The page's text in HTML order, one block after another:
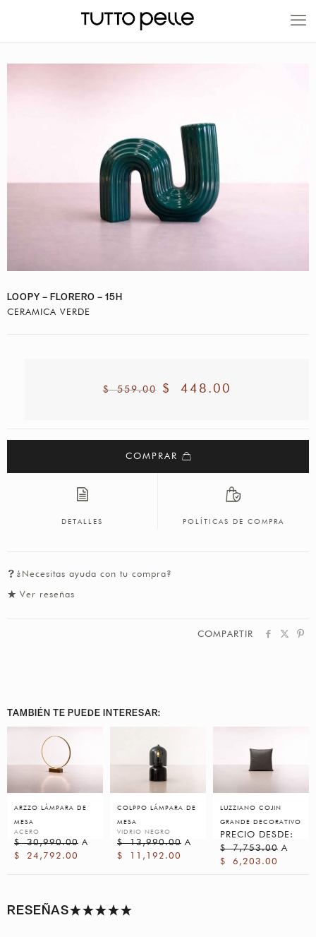
20% EN PRODUCTOS A FABRICACIÓN
LOOPY – FLORERO – 15H
CERAMICA VERDE
$559.00 $ 448.00
COMPRAR
DETALLES POLÍTICAS DE COMPRA
¿Necesitas ayuda con tu compra?
Ver reseñas
COMPARTIR
TAMBIÉN TE PUEDE INTERESAR:
ARZZO LÁMPARA DE
MESA
ACERO
$30,990.00 A
$
24,792.00
COLPPO LÁMPARA DE
MESA
VIDRIO NEGRO
$13,990.00 A
$
11,192.00
LUZZIANO COJIN
GRANDE DECORATIVO
PRECIO DESDE:
$7,753.00 A
$
6,203.00
RESEÑAS